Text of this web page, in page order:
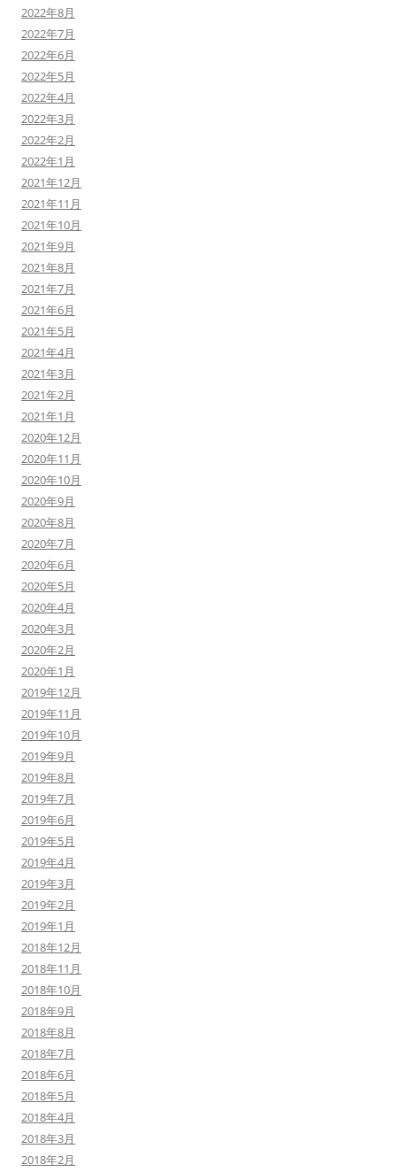
2022年8月
2022年7月
2022年6月
2022年5月
2022年4月
2022年3月
2022年2月
2022年1月
2021年12月
2021年11月
2021年10月
2021年9月
2021年8月
2021年7月
2021年6月
2021年5月
2021年4月
2021年3月
2021年2月
2021年1月
2020年12月
2020年11月
2020年10月
2020年9月
2020年8月
2020年7月
2020年6月
2020年5月
2020年4月
2020年3月
2020年2月
2020年1月
2019年12月
2019年11月
2019年10月
2019年9月
2019年8月
2019年7月
2019年6月
2019年5月
2019年4月
2019年3月
2019年2月
2019年1月
2018年12月
2018年11月
2018年10月
2018年9月
2018年8月
2018年7月
2018年6月
2018年5月
2018年4月
2018年3月
2018年2月